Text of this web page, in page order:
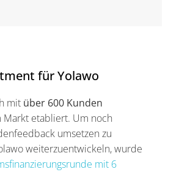
für Yolawo
mit über 600 Kunden
Markt etabliert. Um noch
umsetzen zu
weiterzuentwickeln, wurde
mit 6